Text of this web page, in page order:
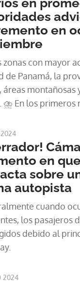
en
en
con mayor
de Panamá, la
áreas montañosas
mayo el m
en
sobre
autopista
cuando
los pasajeros
debido al
2024